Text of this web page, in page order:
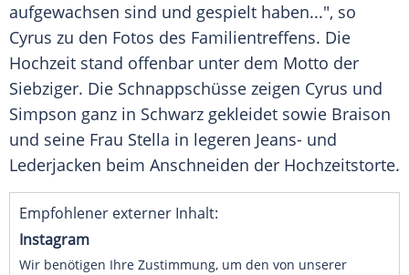
aufgewachsen sind und gespielt haben...", so
Cyrus zu den Fotos des Familientreffens. Die
Hochzeit stand offenbar unter dem Motto der
Siebziger. Die Schnappschüsse zeigen Cyrus und
Simpson ganz in Schwarz gekleidet sowie Braison
und seine Frau Stella in legeren Jeans- und
Lederjacken beim Anschneiden der Hochzeitstorte.
Empfohlener externer Inhalt:
Instagram
Wir benötigen Ihre Zustimmung, um den von unserer